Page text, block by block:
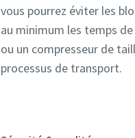
vous pourrez éviter les
au minimum les temps
ou un compresseur de
processus de transport.